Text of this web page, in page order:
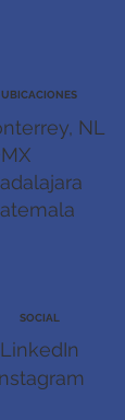
NL
UBICACIONES
LinkedIn
SOCIAL